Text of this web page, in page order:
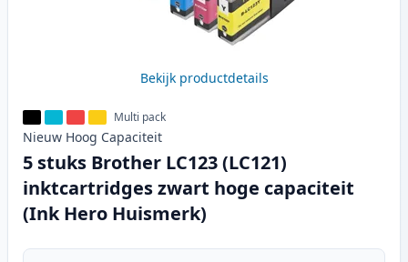
Bekijk productdetails
Multi pack
Nieuw Hoog Capaciteit
5 stuks Brother LC123 (LC121)
inktcartridges zwart hoge capaciteit
(Ink Hero Huismerk)